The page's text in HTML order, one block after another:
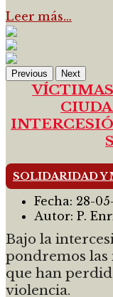
Leer más…
Previous Next
SOLIDARIDAD Y
Fecha: 28-
Autor: P.
Bajo la
pondremos las
que han
violencia.